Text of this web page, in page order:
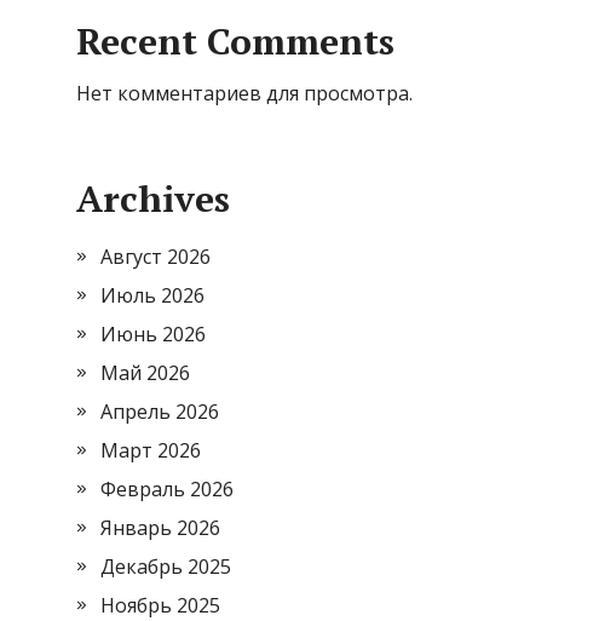
Recent Comments
Нет комментариев для просмотра.
Archives
Август 2026
Июль 2026
Июнь 2026
Май 2026
Апрель 2026
Март 2026
Февраль 2026
Январь 2026
Декабрь 2025
Ноябрь 2025